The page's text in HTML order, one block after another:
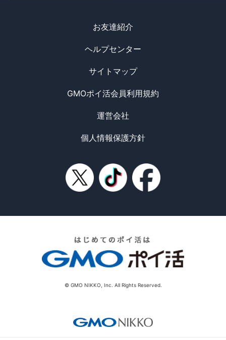
お友達紹介
ヘルプセンター
サイトマップ
GMOポイ活会員利用規約
運営会社
個人情報保護方針
© GMO NIKKO, Inc. All Rights Reserved.